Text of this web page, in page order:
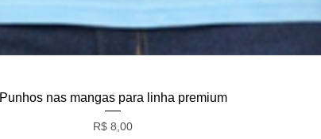
Punhos nas mangas para linha premium
Preço
R$ 8,00